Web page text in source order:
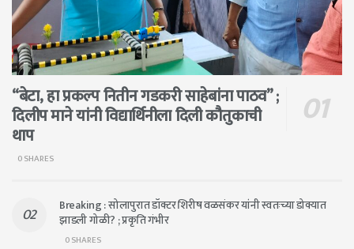
“बेटा, हा प्रकल्प नितीन गडकरी साहेबांना पाठव” ;
दिलीप माने यांनी विद्यार्थिनीला दिली कौतुकाची
थाप
0 SHARES
Breaking : सोलापुरात डॉक्टर शिरीष वळसंकर यांनी स्वतःच्या डोक्यात
झाडली गोळी? ; प्रकृति गंभीर
0 SHARES